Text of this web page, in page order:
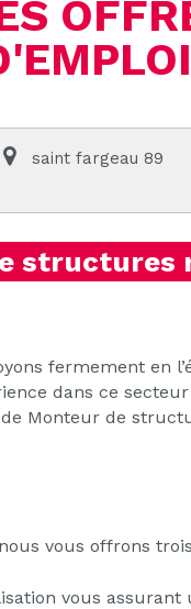
saint fargeau 89
structures
fermement en
dans ce
Monteur de
vous offrons
vous